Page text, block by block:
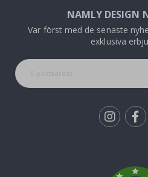
NAMLY DESIGN
Var först med de senaste
exklusiva